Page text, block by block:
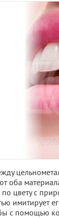
оба
цвету с
имитирует
с помощью